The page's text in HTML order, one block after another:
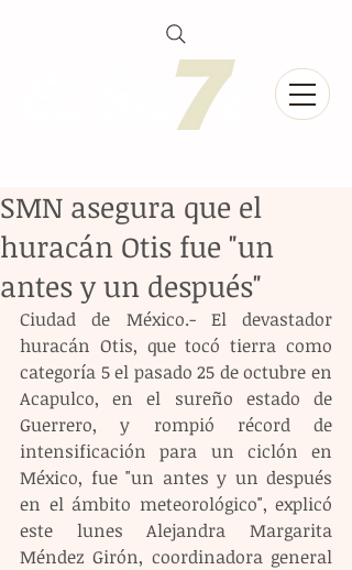
SMN asegura que el
huracán Otis fue "un
antes y un después"
Ciudad de México.- El devastador
huracán Otis, que tocó tierra como
categoría 5 el pasado 25 de octubre en
Acapulco, en el sureño estado de
Guerrero, y rompió récord de
intensificación para un ciclón en
México, fue "un antes y un después
en el ámbito meteorológico", explicó
este lunes Alejandra Margarita
Méndez Girón, coordinadora general